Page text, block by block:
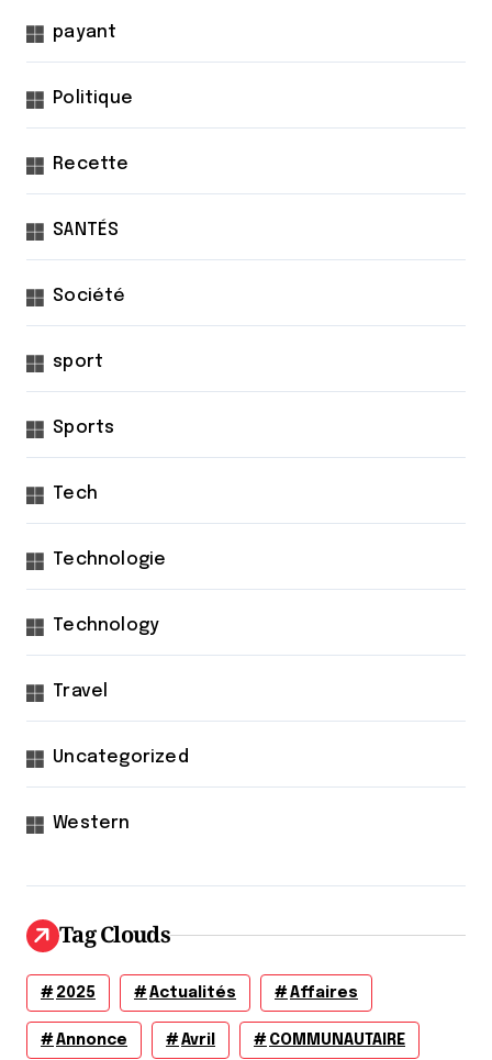
payant
Politique
Recette
SANTÉS
Société
sport
Sports
Tech
Technologie
Technology
Travel
Uncategorized
Western
Tag Clouds
2025 Actualités Affaires
Annonce Avril COMMUNAUTAIRE